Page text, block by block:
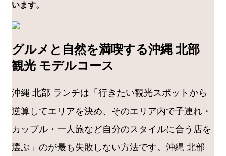
います。
グルメと自然を満喫する沖縄 北部
観光 モデルコース
沖縄 北部 ランチは「行きたい観光スポットから
逆算してエリアを決め、そのエリア内で子連れ・
カップル・一人旅など自分のスタイルに合う店を
選ぶ」のが最も失敗しない方法です。沖縄 北部